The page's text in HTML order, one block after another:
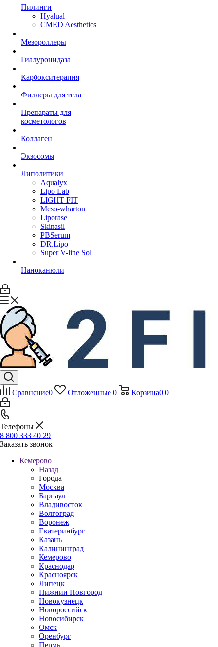
Пилинги
Hyalual
CMED Aesthetics
Мезороллеры
Гиалуронидаза
Карбокситерапия
Филлеры для тела
Препараты для
косметологов
Коллаген
Экзосомы
Липолитики
Aqualyx
Lipo Lab
LIGHT FIT
Meso-wharton
Liporase
Skinasil
PBSerum
DR.Lipo
Super V-line Sol
Наноканюли
Сравнение0 Отложенные 0 Корзина0 0
Телефоны
8 800 333 40 29
Заказать звонок
Кемерово
Назад
Города
Москва
Барнаул
Владивосток
Волгоград
Воронеж
Екатеринбург
Казань
Калининград
Кемерово
Краснодар
Красноярск
Липецк
Нижний Новгород
Новокузнецк
Новороссийск
Новосибирск
Омск
Оренбург
Пермь